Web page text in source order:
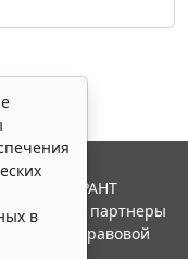
в
ГАРАНТ
и ее партнеры
правовой